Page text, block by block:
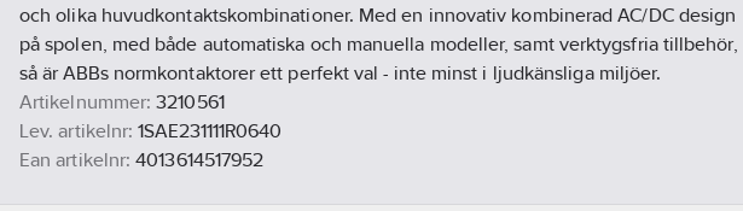
och olika huvudkontaktskombinationer. Med en innovativ kombinerad AC/DC design
på spolen, med både automatiska och manuella modeller, samt verktygsfria tillbehör,
så är ABBs normkontaktorer ett perfekt val - inte minst i ljudkänsliga miljöer.
Artikelnummer: 3210561
Lev. artikelnr: 1SAE231111R0640
Ean artikelnr: 4013614517952